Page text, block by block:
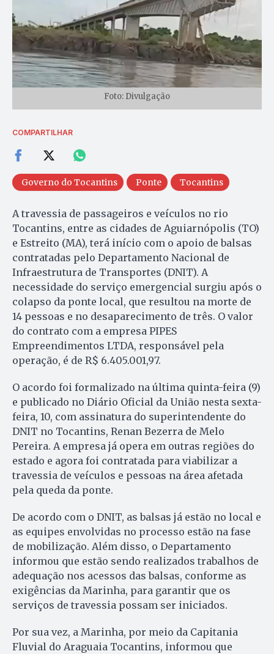
Foto: Divulgação
COMPARTILHAR
Governo do Tocantins Ponte Tocantins
A travessia de passageiros e veículos no rio
Tocantins, entre as cidades de Aguiarnópolis (TO)
e Estreito (MA), terá início com o apoio de balsas
contratadas pelo Departamento Nacional de
Infraestrutura de Transportes (DNIT). A
necessidade do serviço emergencial surgiu após o
colapso da ponte local, que resultou na morte de
14 pessoas e no desaparecimento de três. O valor
do contrato com a empresa PIPES
Empreendimentos LTDA, responsável pela
operação, é de R$ 6.405.001,97.
O acordo foi formalizado na última quinta-feira (9)
e publicado no Diário Oficial da União nesta sexta-
feira, 10, com assinatura do superintendente do
DNIT no Tocantins, Renan Bezerra de Melo
Pereira. A empresa já opera em outras regiões do
estado e agora foi contratada para viabilizar a
travessia de veículos e pessoas na área afetada
pela queda da ponte.
De acordo com o DNIT, as balsas já estão no local e
as equipes envolvidas no processo estão na fase
de mobilização. Além disso, o Departamento
informou que estão sendo realizados trabalhos de
adequação nos acessos das balsas, conforme as
exigências da Marinha, para garantir que os
serviços de travessia possam ser iniciados.
Por sua vez, a Marinha, por meio da Capitania
Fluvial do Araguaia Tocantins, informou que